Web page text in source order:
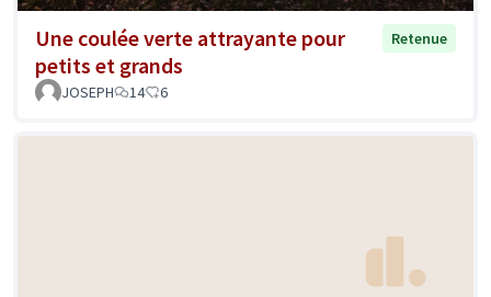
Une coulée verte attrayante pour
petits et grands
Retenue
JOSEPH 14 6